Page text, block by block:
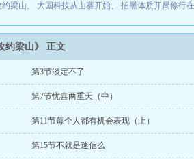
约梁山、 大国科技从山寨开始、 招黑体质开局修行
约梁山》 正文
第3节淡定不了
第7节忧喜两重天（中）
第11节每个人都有机会表现（上）
第15节不就是迷信么